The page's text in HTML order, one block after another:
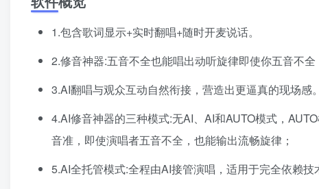
1.包含歌词显示+实时翻唱+随时开麦说话。
2.修音神器:五音不全也能唱出动听旋律即使你五音不
3.AI翻唱与观众互动自然衔接，营造出更逼真的现场感。
4.AI修音神器的三种模式:无AI、AI和AUTO模式，
音准，即使演唱者五音不全，也能输出流畅旋律；
5.AI全托管模式:全程由AI接管演唱，适用于完全依赖技